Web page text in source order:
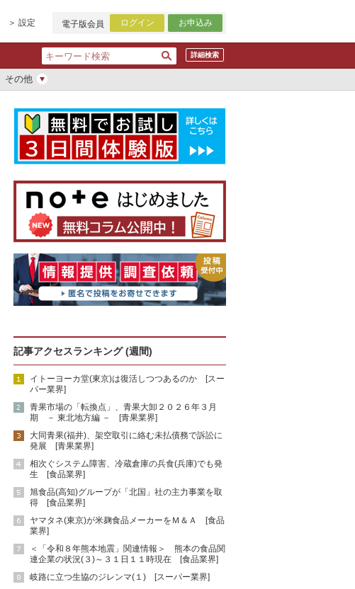
設定 電子版会員 ログイン お申込み
詳細検索
その他
記事アクセスランキング (週間)
イトーヨーカ堂(東京)は復活しつつあるのか [スー
パー業界]
青果市場の「転換点」、青果大卸２０２６年３月
期 － 東北地方編 － [青果業界]
大同青果(福井)、架空取引に絡む未払債務で訴訟に
発展 [青果業界]
相次ぐシステム障害、冷蔵倉庫の兵食(兵庫)でも発
生 [食品業界]
旭食品(高知)グループが「北国」社の主力事業を取
得 [食品業界]
ヤマタネ(東京)が米麹食品メーカーをＭ＆Ａ [食品
業界]
＜「令和８年熊本地震」関連情報＞ 熊本の食品関
連企業の状況(３)～３１日１１時現在 [食品業界]
岐路に立つ生協のジレンマ(１) [スーパー業界]